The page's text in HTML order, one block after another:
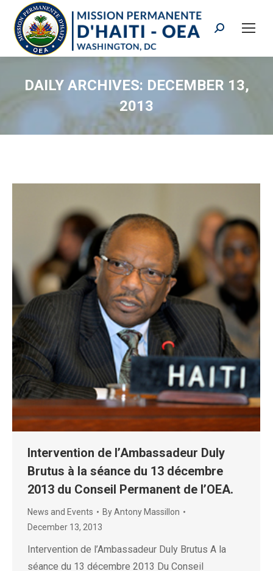
Search:
DAILY ARCHIVES: DECEMBER 13,
2013
Intervention de l’Ambassadeur Duly
Brutus à la séance du 13 décembre
2013 du Conseil Permanent de l’OEA.
News and Events ByAntony Massillon
December 13, 2013
Intervention de l’Ambassadeur Duly Brutus A la
séance du 13 décembre 2013 Du Conseil